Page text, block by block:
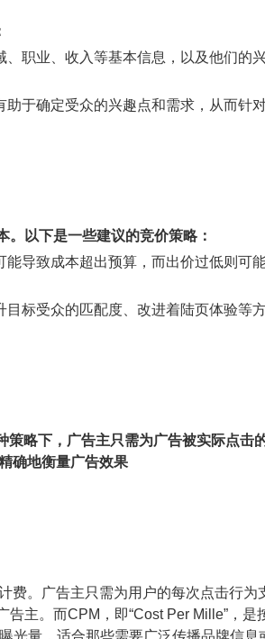
职业、收入等基本信息，以及他们的
于确定受众的兴趣点和需求，从而针
以下是一些建议的竞价策略：
导致成本超出预算，而出价过低则可
标受众的匹配度、改进着陆页体验等
略下，广告主只需为广告被实际点击
确地衡量广告效果
费。广告主只需为用户的每次点击行为
主。而CPM，即“Cost Per Mille”，是
量，适合那些需要广泛传播品牌信息